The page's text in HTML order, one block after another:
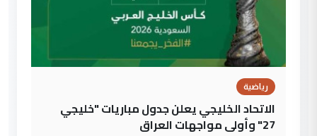
رياضية
الاتحاد الخليجي يعلن جدول مباريات "خليجي
27" وأولى مواجهات العراق